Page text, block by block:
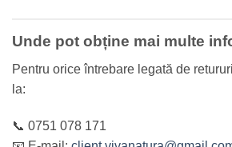
Unde pot obține mai multe
Pentru orice întrebare legată de
la:
📞 0751 078 171